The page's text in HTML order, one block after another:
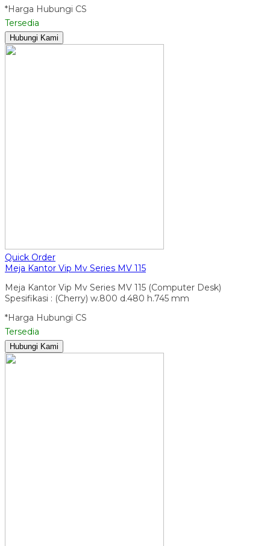
*Harga Hubungi CS
Tersedia
Hubungi Kami
Quick Order
Meja Kantor Vip Mv Series MV 115
Meja Kantor Vip Mv Series MV 115 (Computer Desk)
Spesifikasi : (Cherry) w.800 d.480 h.745 mm
*Harga Hubungi CS
Tersedia
Hubungi Kami